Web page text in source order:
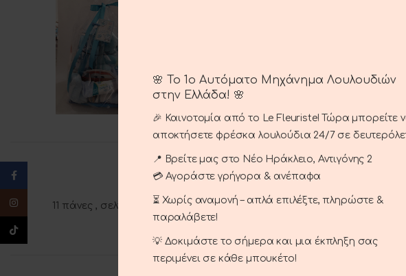
ΠΕΡΙΓΡΑΦΉ
11 πάνες , σελτεδάκι , αρκουδάκι, πανάκι , ζεύγαρι , καλτσάκια.
Instagram
🌸 Το 1ο Αυτόματο Μηχάνημα Λουλουδιών
στην Ελλάδα! 🌸
🎉 Καινοτομία από το Le Fleuriste! Τώρα μπορείτε
αποκτήσετε φρέσκα λουλούδια 24/7 σε
📍 Βρείτε μας στο Νέο Ηράκλειο, Αντιγόνης 2
💳 Αγοράστε γρήγορα & ανέπαφα
⏳ Χωρίς αναμονή – απλά επιλέξτε, πληρώστε &
παραλάβετε!
💡 Δοκιμάστε το σήμερα και μια έκπληξη σας
περιμένει σε κάθε μπουκέτο!